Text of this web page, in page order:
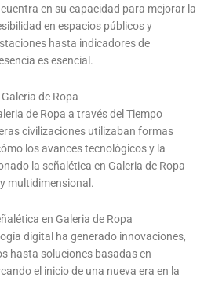
en su capacidad para mejorar la
en espacios públicos y
hasta indicadores de
es esencial.
de Ropa
de Ropa a través del Tiempo
civilizaciones utilizaban formas
los avances tecnológicos y la
la señalética en Galeria de Ropa
multidimensional.
en Galeria de Ropa
digital ha generado innovaciones,
hasta soluciones basadas en
el inicio de una nueva era en la